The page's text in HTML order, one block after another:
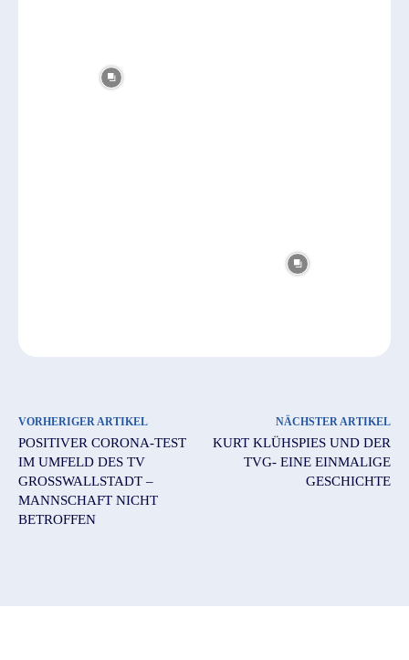
VORHERIGER ARTIKEL
POSITIVER CORONA-TEST
IM UMFELD DES TV
GROSSWALLSTADT – M
ANNSCHAFT NICHT B
ETROFFEN
NÄCHSTER ARTIKEL
KURT KLÜHSPIES UND DER
TVG- EINE EINMALIGE
GESCHICHTE